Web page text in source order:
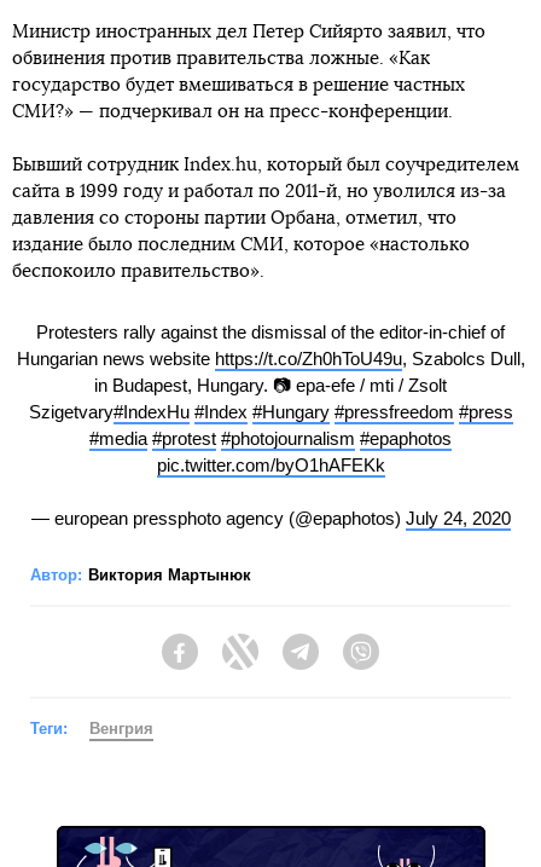
Министр иностранных дел Петер Сийярто заявил, что
обвинения против правительства ложные. «Как
государство будет вмешиваться в решение частных
СМИ?» — подчеркивал он на пресс-конференции.
Бывший сотрудник Index.hu, который был соучредителем
сайта в 1999 году и работал по 2011-й, но уволился из-за
давления со стороны партии Орбана, отметил, что
издание было последним СМИ, которое «настолько
беспокоило правительство».
Protesters rally against the dismissal of the editor-in-chief of
Hungarian news website https://t.co/Zh0hToU49u, Szabolcs Dull,
in Budapest, Hungary. 📷 epa-efe / mti / Zsolt
Szigetvary#IndexHu #Index #Hungary #pressfreedom #press
#media #protest #photojournalism #epaphotos
pic.twitter.com/byO1hAFEKk
— european pressphoto agency (@epaphotos) July 24, 2020
Автор: Виктория Мартынюк
FacebookTwitter Telegram
Теги: Венгрия